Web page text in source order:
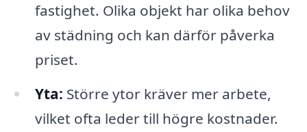
fastighet. Olika objekt har olika behov
av städning och kan därför påverka
priset.
Yta: Större ytor kräver mer arbete,
vilket ofta leder till högre kostnader.